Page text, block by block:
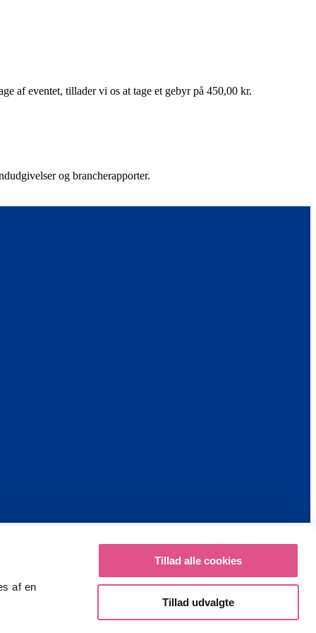
af en
Tillad alle cookies
Tillad udvalgte
af eventet, tillader vi os at tage et gebyr på 450,00 kr.
og brancherapporter.